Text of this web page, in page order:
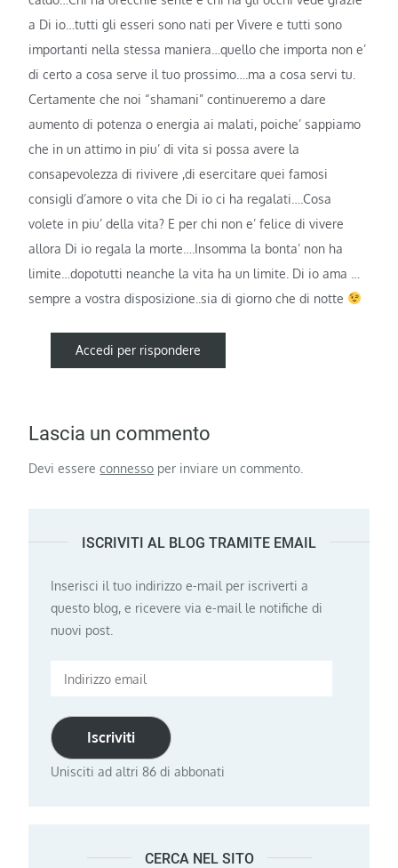
a Di io…tutti gli esseri sono nati per Vivere e tutti sono
importanti nella stessa maniera…quello che importa non e’
di certo a cosa serve il tuo prossimo….ma a cosa servi tu.
Certamente che noi “shamani” continueremo a dare
aumento di potenza o energia ai malati, poiche’ sappiamo
che in un attimo in piu’ di vita si possa avere la
consapevolezza di rivivere ,di esercitare quei famosi
consigli d’amore o vita che Di io ci ha regalati….Cosa
volete in piu’ della vita? E per chi non e’ felice di vivere
allora Di io regala la morte….Insomma la bonta’ non ha
limite…dopotutti neanche la vita ha un limite. Di io ama …
sempre a vostra disposizione..sia di giorno che di notte
Accedi per rispondere
Lascia un commento
Devi essereconnesso per inviare un commento.
ISCRIVITI AL BLOG TRAMITE EMAIL
Inserisci il tuo indirizzo e-mail per iscriverti a
questo blog, e ricevere via e-mail le notifiche di
nuovi post.
Indirizzo
Iscriviti
Unisciti ad altri 86 di abbonati
CERCA NEL SITO